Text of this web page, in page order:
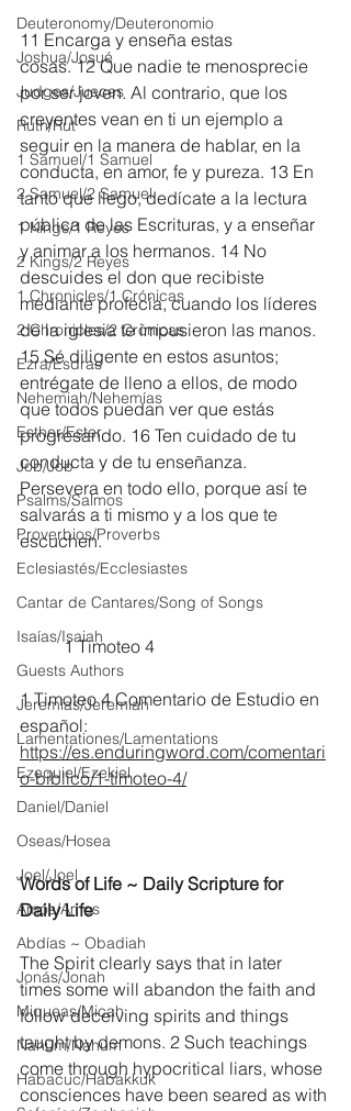
Deuteronomy/Deuteronomio
Joshua/Josué
Judges/Jueces
Ruth/Rut
1 Samuel/1 Samuel
2 Samuel/2 Samuel
1 Kings/1 Reyes
2 Kings/2 Reyes
1 Chronicles/1 Crónicas
2 Chronicles/2 Crónicas
Ezra/Esdras
Nehemiah/Nehemías
Esther/Ester
Job/Job
Psalms/Salmos
Proverbios/Proverbs
Eclesiastés/Ecclesiastes
Cantar de Cantares/Song of Songs
Isaías/Isaiah
Guests Authors
Jeremias/Jeremiah
Lamentationes/Lamentations
Ezequiel/Ezekiel
Daniel/Daniel
Oseas/Hosea
Joel/Joel
Amós/Amos
Abdías ~ Obadiah
Jonás/Jonah
Miqueas/Micah
Nahúm/Nahum
Habacuc/Habakkuk
11 Encarga y enseña estas
cosas. 12 Que nadie te menosprecie
por ser joven. Al contrario, que los
creyentes vean en ti un ejemplo a
seguir en la manera de hablar, en la
conducta, en amor, fe y pureza. 13 En
tanto que llego, dedícate a la lectura
pública de las Escrituras, y a enseñar
y animar a los hermanos. 14 No
descuides el don que recibiste
mediante profecía, cuando los líderes
de la iglesia te impusieron las manos.
15 Sé diligente en estos asuntos;
entrégate de lleno a ellos, de modo
que todos puedan ver que estás
progresando. 16 Ten cuidado de tu
conducta y de tu enseñanza.
Persevera en todo ello, porque así te
salvarás a ti mismo y a los que te
escuchen.
	1 Timoteo 4
1 Timoteo 4 Comentario de Estudio en
español:
https://es.enduringword.com/comentari
o-biblico/1-timoteo-4/
Words of Life ~ Daily Scripture for
Daily Life
The Spirit clearly says that in later
times some will abandon the faith and
follow deceiving spirits and things
taught by demons. 2 Such teachings
come through hypocritical liars, whose
consciences have been seared as with